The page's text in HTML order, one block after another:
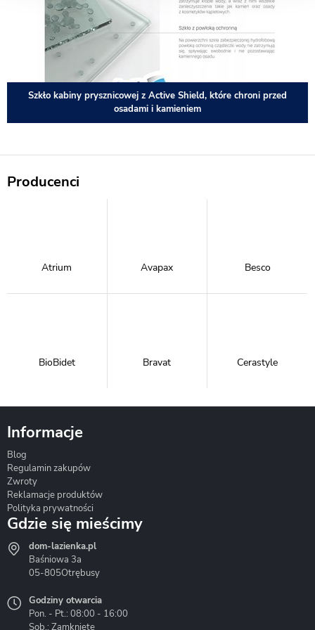
Szkło kabiny prysznicowej z Active Shield, które chroni przed
osadami i kamieniem
Producenci
Atrium Avapax Besco
BioBidet Bravat Cerastyle
Hydrostop
Informacje
Blog
Regulamin zakupów
Zwroty
Reklamacje produktów
Polityka prywatności
Gdzie się mieścimy
dom-lazienka.pl
Baśniowa 3a
05-805Otrębusy
Godziny otwarcia
Pon. - Pt.: 08:00 - 16:00
Sob.: Zamknięte